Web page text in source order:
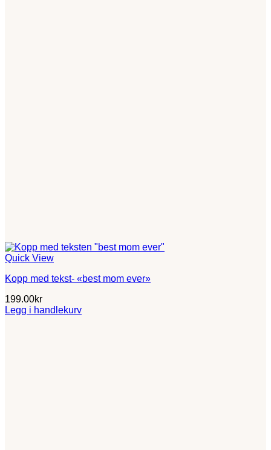
Quick View
Kopp med tekst- «best mom ever»
199.00kr
Legg i handlekurv